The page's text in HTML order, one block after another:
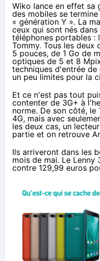
Wiko lance en effet sa
des mobiles se
« génération Y ». La
ceux qui sont nés
téléphones portables :
Tommy. Tous les deux
5 pouces, de 1 Go de
optiques de 5 et 8
techniques d'entrée
un peu limites pour la
Et ce n'est pas tout
contenter de 3G+ à
norme. De son côté, le
4G, mais avec
les deux cas, un
partie et on retrouve
Ils arriveront dans les
mois de mai. Le Lenny
contre 129,99 euros